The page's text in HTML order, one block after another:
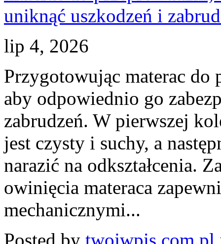
lip 4, 2026
Przygotowując materac
aby odpowiednio go
zabrudzeń. W pierwszej
jest czysty i suchy, a
narazić na odkształcenia.
owinięcia materaca
mechanicznymi...
Posted by twojwpis.com.pl